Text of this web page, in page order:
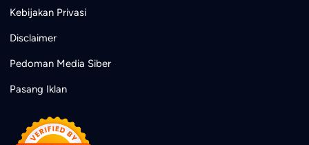
Kebijakan Privasi
Disclaimer
Pedoman Media Siber
Pasang Iklan